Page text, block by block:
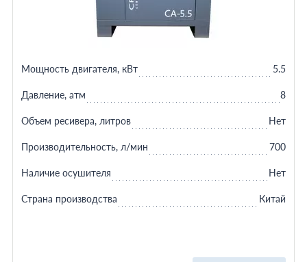
Мощность двигателя, кВт 5.5
Давление, атм 8
Объем ресивера, литров Нет
Производительность, л/мин 700
Наличие осушителя Нет
Страна производства Китай